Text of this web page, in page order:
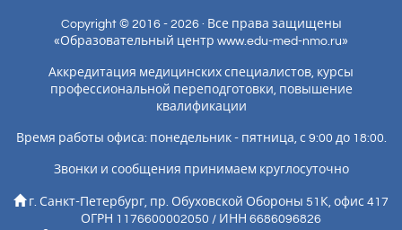
Copyright © 2016 - 2026 · Все права защищены
«Образовательный центр www.edu-med-nmo.ru»
Аккредитация медицинских специалистов, курсы
профессиональной переподготовки, повышение
квалификации
Время работы офиса: понедельник - пятница, с 9:00 до 18:00.
Звонки и сообщения принимаем круглосуточно
г. Санкт-Петербург, пр. Обуховской Обороны 51К, офис 417
ОГРН 1176600002050 / ИНН 6686096826